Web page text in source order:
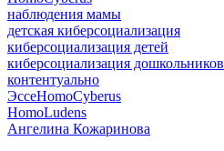
наблюдения мамы
детская киберсоциализация
киберсоциализация детей
киберсоциализация дошкольников
контентуально
ЭссеHomoCyberus
HomoLudens
Ангелина Кожаринова